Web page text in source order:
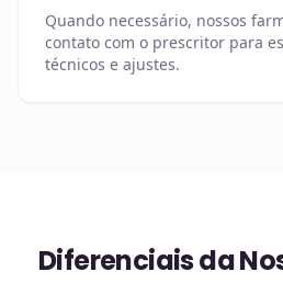
Quando necessário, nossos
contato com o prescritor para
técnicos e ajustes.
Diferenciais da